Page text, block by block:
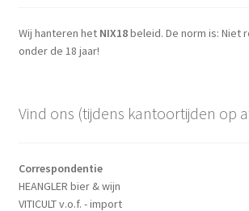
Wij hanteren het NIX18beleid. De norm is: Niet
onder de 18 jaar!
Vind ons (tijdens kantoortijden op
Correspondentie
HEANGLER bier & wijn
VITICULT v.o.f. - import